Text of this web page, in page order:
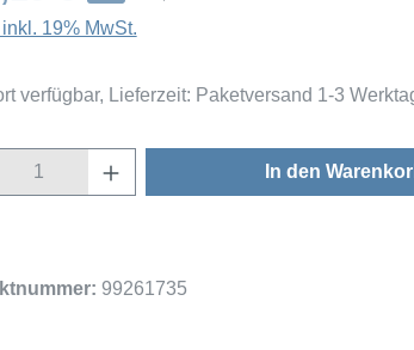
19% MwSt.
verfügbar, Lieferzeit: Paketversand 1-3
Anzahl: Gib den In den
99261735